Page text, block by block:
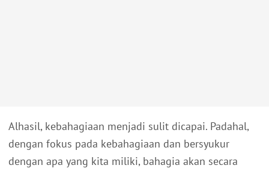
Alhasil, kebahagiaan menjadi sulit dicapai. Padahal,
dengan fokus pada kebahagiaan dan bersyukur
dengan apa yang kita miliki, bahagia akan secara